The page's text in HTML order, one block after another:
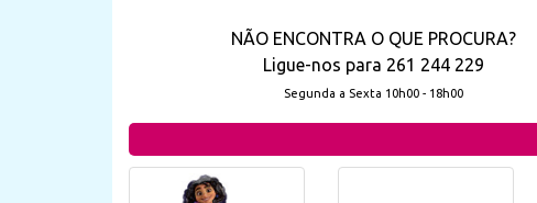
NÃO ENCONTRA O QUE PROCURA?
Ligue-nos para 261 244 229
Segunda a Sexta 10h00 - 18h00